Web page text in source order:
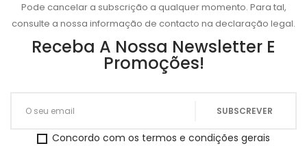
Pode cancelar a subscrição a qualquer momento. Para tal,
consulte a nossa informação de contacto na declaração legal.
Receba A Nossa Newsletter E
Promoções!
Concordo com os termos e condições gerais